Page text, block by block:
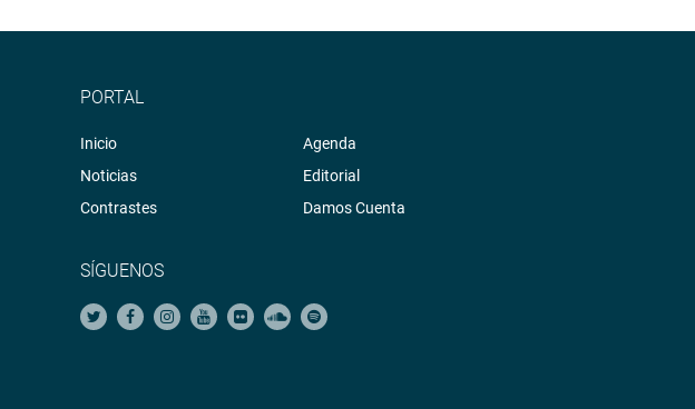
PORTAL
Inicio
Noticias
Contrastes
Agenda
Editorial
Damos Cuenta
SÍGUENOS